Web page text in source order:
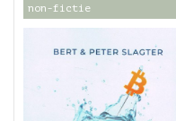
non-fictie